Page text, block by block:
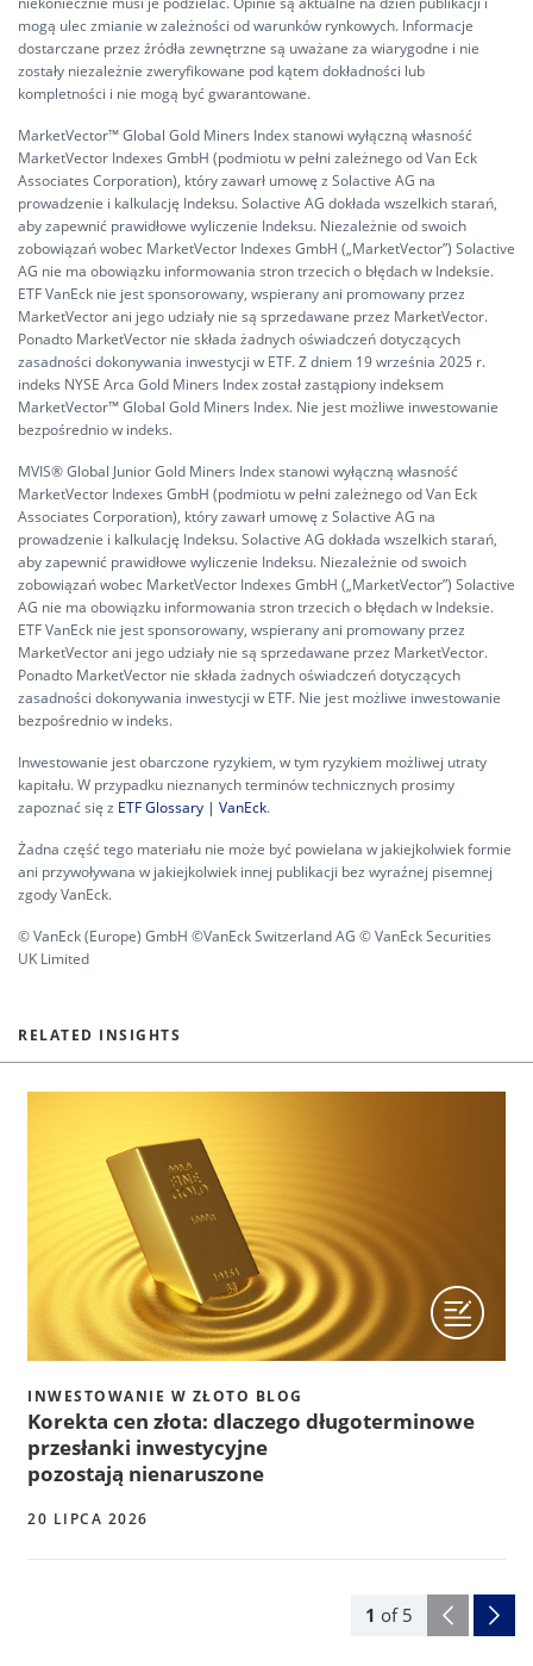
mogą ulec zmianie w zależności od warunków rynkowych. Informacje
dostarczane przez źródła zewnętrzne są uważane za wiarygodne i nie
zostały niezależnie zweryfikowane pod kątem dokładności lub
kompletności i nie mogą być gwarantowane.
MarketVector™ Global Gold Miners Index stanowi wyłączną własność
MarketVector Indexes GmbH (podmiotu w pełni zależnego od Van Eck
Associates Corporation), który zawarł umowę z Solactive AG na
prowadzenie i kalkulację Indeksu. Solactive AG dokłada wszelkich starań,
aby zapewnić prawidłowe wyliczenie Indeksu. Niezależnie od swoich
zobowiązań wobec MarketVector Indexes GmbH („MarketVector”) Solactive
AG nie ma obowiązku informowania stron trzecich o błędach w Indeksie.
ETF VanEck nie jest sponsorowany, wspierany ani promowany przez
MarketVector ani jego udziały nie są sprzedawane przez MarketVector.
Ponadto MarketVector nie składa żadnych oświadczeń dotyczących
zasadności dokonywania inwestycji w ETF. Z dniem 19 września 2025 r.
indeks NYSE Arca Gold Miners Index został zastąpiony indeksem
MarketVector™ Global Gold Miners Index. Nie jest możliwe inwestowanie
bezpośrednio w indeks.
MVIS®️ Global Junior Gold Miners Index stanowi wyłączną własność
MarketVector Indexes GmbH (podmiotu w pełni zależnego od Van Eck
Associates Corporation), który zawarł umowę z Solactive AG na
prowadzenie i kalkulację Indeksu. Solactive AG dokłada wszelkich starań,
aby zapewnić prawidłowe wyliczenie Indeksu. Niezależnie od swoich
zobowiązań wobec MarketVector Indexes GmbH („MarketVector”) Solactive
AG nie ma obowiązku informowania stron trzecich o błędach w Indeksie.
ETF VanEck nie jest sponsorowany, wspierany ani promowany przez
MarketVector ani jego udziały nie są sprzedawane przez MarketVector.
Ponadto MarketVector nie składa żadnych oświadczeń dotyczących
zasadności dokonywania inwestycji w ETF. Nie jest możliwe inwestowanie
bezpośrednio w indeks.
Inwestowanie jest obarczone ryzykiem, w tym ryzykiem możliwej utraty
kapitału. W przypadku nieznanych terminów technicznych prosimy
zapoznać się z ETF Glossary | VanEck.
Żadna część tego materiału nie może być powielana w jakiejkolwiek formie
ani przywoływana w jakiejkolwiek innej publikacji bez wyraźnej pisemnej
zgody VanEck.
© VanEck (Europe) GmbH ©VanEck Switzerland AG © VanEck Securities
UK Limited
RELATED INSIGHTS
1 of 5
INWESTOWANIE W ZŁOTO BLOG
Korekta cen złota: dlaczego długoterminowe
przesłanki inwestycyjne
pozostają nienaruszone
20 LIPCA 2026